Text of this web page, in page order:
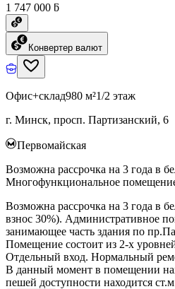
1 747 000 ƃ
Конвертер валют
Офис+склад980 м²1/2 этаж
г. Минск, просп. Партизанский, 6
Первомайская
Возможна рассрочка на 3 года в
Многофункциональное
Возможна рассрочка на 3 года в
взнос 30%). Административное
занимающее часть здания по
Помещение состоит из 2-х
Отдельный вход. Нормальный
В данный момент в помещении
пешей доступности находится